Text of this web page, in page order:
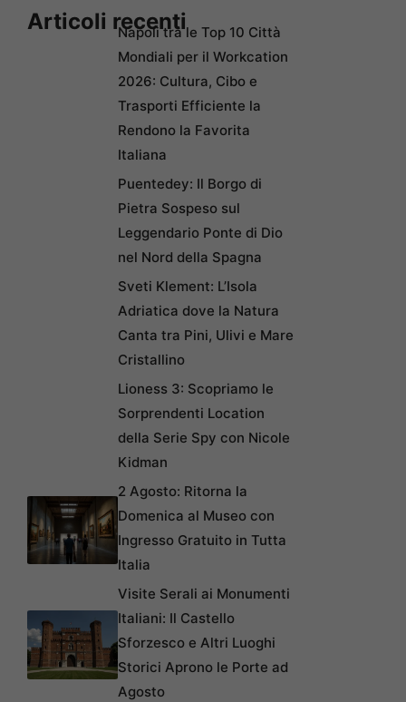
Articoli recentiNapoli tra le Top 10 Città
Mondiali per il Workcation
2026: Cultura, Cibo e
Trasporti Efficiente la
Rendono la Favorita
Italiana
Puentedey: Il Borgo di
Pietra Sospeso sul
Leggendario Ponte di Dio
nel Nord della Spagna
Sveti Klement: L’Isola
Adriatica dove la Natura
Canta tra Pini, Ulivi e Mare
Cristallino
Lioness 3: Scopriamo le
Sorprendenti Location
della Serie Spy con Nicole
Kidman
2 Agosto: Ritorna la
Domenica al Museo con
Ingresso Gratuito in Tutta
Italia
Visite Serali ai Monumenti
Italiani: Il Castello
Sforzesco e Altri Luoghi
Storici Aprono le Porte ad
Agosto